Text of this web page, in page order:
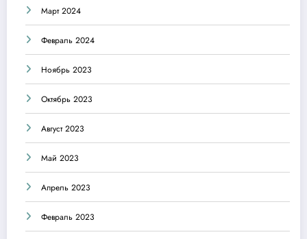
Март 2024
Февраль 2024
Ноябрь 2023
Октябрь 2023
Август 2023
Май 2023
Апрель 2023
Февраль 2023